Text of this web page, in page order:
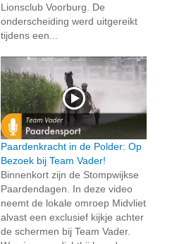
Lionsclub Voorburg. De
onderscheiding werd uitgereikt
tijdens een...
Paardenkracht in de Polder: Op
Bezoek bij Team Vader!
Binnenkort zijn de Stompwijkse
Paardendagen. In deze video
neemt de lokale omroep Midvliet
alvast een exclusief kijkje achter
de schermen bij Team Vader.